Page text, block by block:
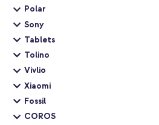
Polar
Sony
Tablets
Tolino
Vivlio
Xiaomi
Fossil
COROS